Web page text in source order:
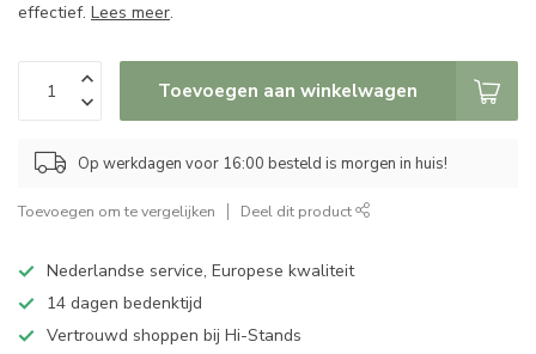
effectief. Lees meer.
Toevoegen aan winkelwagen
Op werkdagen voor 16:00 besteld is morgen in huis!
Toevoegen om te vergelijken Deel dit product
Nederlandse service, Europese kwaliteit
14 dagen bedenktijd
Vertrouwd shoppen bij Hi-Stands